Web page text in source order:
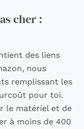
cher :
des liens
nous
remplissant les
pour toi.
le matériel et de
à moins de 400